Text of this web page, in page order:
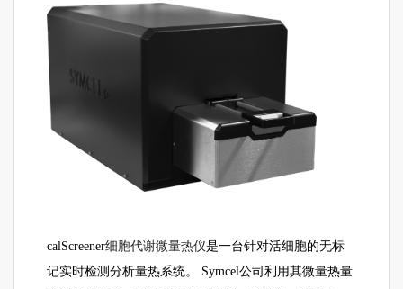
calScreener细胞代谢微量热仪是一台针对活细胞的无标
记实时检测分析量热系统。 Symcel公司利用其微量热量